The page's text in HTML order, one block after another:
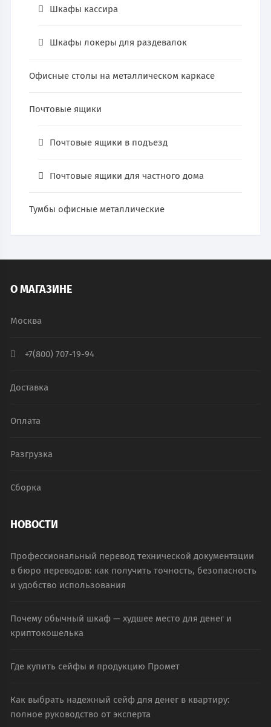
Шкафы кассира
Шкафы локеры для раздевалок
Офисные столы на металлическом каркасе
Почтовые ящики
Почтовые ящики в подъезд
Почтовые ящики для частного дома
Тумбы офисные металлические
О МАГАЗИНЕ
Москва
+7(800) 707-19-94
Доставка
Оплата
Разгрузка
Сборка
НОВОСТИ
Профессиональный перевод технической документации
в бюро переводов: как получить точность, безопасность
и удобство использования
Почему обычный шкаф — худшее место для денег и
криптокошелька
Где купить сейфы и продукцию Промет
Как выбрать надежный сейф для денег в квартиру:
полное руководство от эксперта